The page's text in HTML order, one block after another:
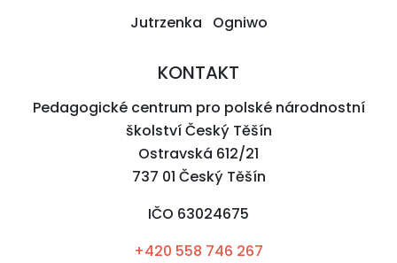
Jutrzenka Ogniwo
KONTAKT
Pedagogické centrum pro polské národnostní
školství Český Těšín
Ostravská 612/21
737 01 Český Těšín
IČO 63024675
+420 558 746 267